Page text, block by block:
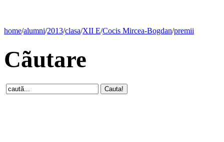
home/alumni/2013/clasa/XII E/Cocis Mircea-Bogdan/premii
Cãutare